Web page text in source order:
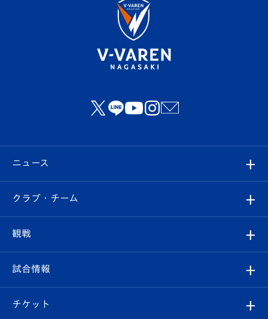
ニュース
すべて
クラブ
試合情報
クラブ・チーム
クラブ概要
観戦
観戦ルール
試合情報
試合日程/結果
チケット